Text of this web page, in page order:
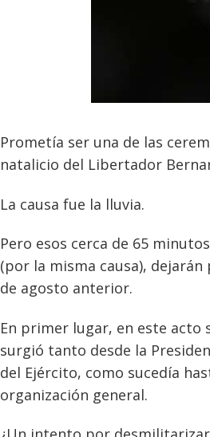
Prometía ser una de las
natalicio del Libertador
La causa fue la lluvia.
Pero esos cerca de 65
(por la misma causa),
de agosto anterior.
En primer lugar, en este acto
surgió tanto desde la
del Ejército, como sucedía
organización general.